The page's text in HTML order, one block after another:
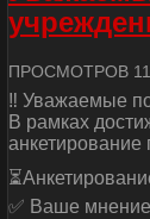
ПРОСМОТРОВ
‼ Уважаемые
В рамках
анкетирование
✅ Ваше